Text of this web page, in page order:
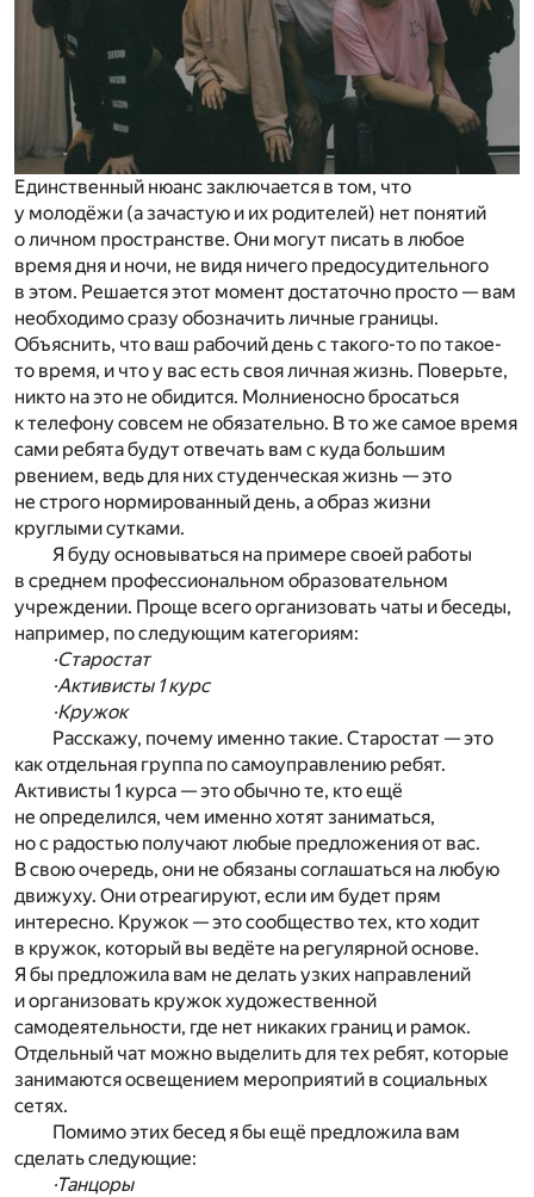
Единственный нюанс заключается в том, что
у молодёжи (а зачастую и их родителей) нет понятий
о личном пространстве. Они могут писать в любое
время дня и ночи, не видя ничего предосудительного
в этом. Решается этот момент достаточно просто — вам
необходимо сразу обозначить личные границы.
Объяснить, что ваш рабочий день с такого-то по такое-
то время, и что у вас есть своя личная жизнь. Поверьте,
никто на это не обидится. Молниеносно бросаться
к телефону совсем не обязательно. В то же самое время
сами ребята будут отвечать вам с куда большим
рвением, ведь для них студенческая жизнь — это
не строго нормированный день, а образ жизни
круглыми сутками.
Я буду основываться на примере своей работы
в среднем профессиональном образовательном
учреждении. Проще всего организовать чаты и беседы,
например, по следующим категориям:
·Старостат
·Активисты 1 курс
·Кружок
Расскажу, почему именно такие. Старостат — это
как отдельная группа по самоуправлению ребят.
Активисты 1 курса — это обычно те, кто ещё
не определился, чем именно хотят заниматься,
но с радостью получают любые предложения от вас.
В свою очередь, они не обязаны соглашаться на любую
движуху. Они отреагируют, если им будет прям
интересно. Кружок — это сообщество тех, кто ходит
в кружок, который вы ведёте на регулярной основе.
Я бы предложила вам не делать узких направлений
и организовать кружок художественной
самодеятельности, где нет никаких границ и рамок.
Отдельный чат можно выделить для тех ребят, которые
занимаются освещением мероприятий в социальных
сетях.
Помимо этих бесед я бы ещё предложила вам
сделать следующие:
·Танцоры